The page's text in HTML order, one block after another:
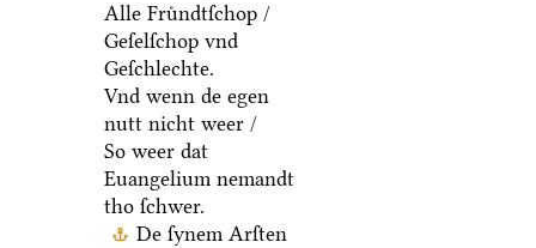
Alle Fruͤndtſchop /
Geſelſchop vnd
Geſchlechte.
Vnd wenn de egen
nutt nicht weer /
So weer dat
Euangelium nemandt
tho ſchwer.
De ſynem Arſten